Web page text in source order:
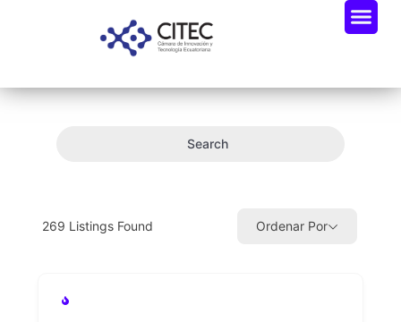
Search
269 Listings Found Ordenar Por